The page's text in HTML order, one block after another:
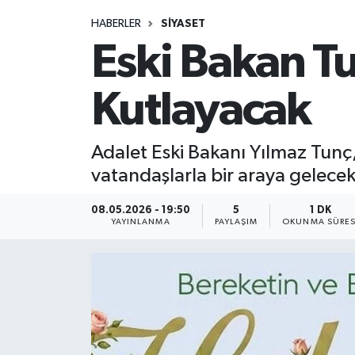
HABERLER SIYASET
Eski Bakan
Kutlayacak
Adalet Eski Bakanı Yılmaz
vatandaşlarla bir araya
08.05.2026 - 19:50
YAYINLANMA
5
PAYLAŞIM
1 DK
OKUNMA SÜRESI
Sivil Toplum